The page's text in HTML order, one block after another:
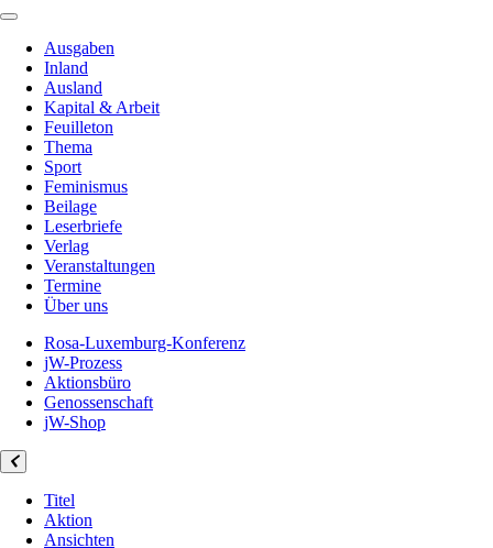
Ausgaben
Inland
Ausland
Kapital & Arbeit
Feuilleton
Thema
Sport
Feminismus
Beilage
Leserbriefe
Verlag
Veranstaltungen
Termine
Über uns
Rosa-Luxemburg-Konferenz
jW-Prozess
Aktionsbüro
Genossenschaft
jW-Shop
Titel
Aktion
Ansichten